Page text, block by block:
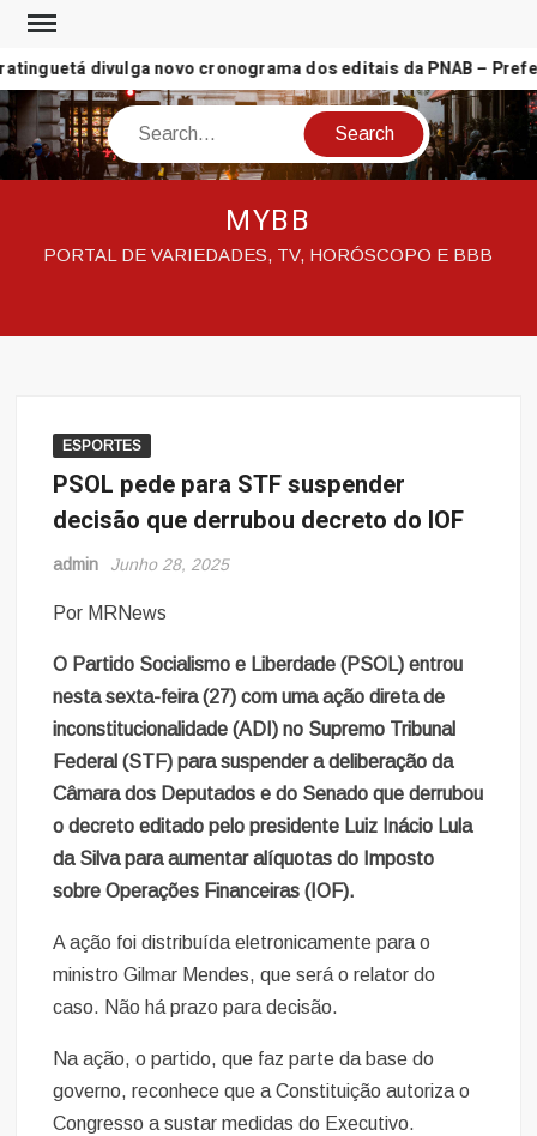
Skip
content divulga novo cronograma dos editais da PNAB –
Search
MYBB
PORTAL DE VARIEDADES, TV, HORÓSCOPO E BBB
ESPORTES
PSOL pede para STF suspender
decisão que derrubou decreto do IOF
admin Junho 28, 2025
Por MRNews
O Partido Socialismo e Liberdade (PSOL) entrou
nesta sexta-feira (27) com uma ação direta de
inconstitucionalidade (ADI) no Supremo Tribunal
Federal (STF) para suspender a deliberação da
Câmara dos Deputados e do Senado que derrubou
o decreto editado pelo presidente Luiz Inácio Lula
da Silva para aumentar alíquotas do Imposto
sobre Operações Financeiras (IOF).
A ação foi distribuída eletronicamente para o
ministro Gilmar Mendes, que será o relator do
caso. Não há prazo para decisão.
Na ação, o partido, que faz parte da base do
governo, reconhece que a Constituição autoriza o
Congresso a sustar medidas do Executivo.